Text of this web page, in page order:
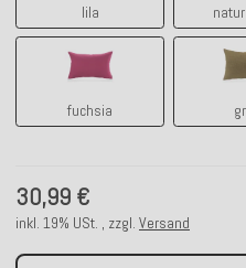
lila
fuchsia
fuchsia
30,99 €
inkl. 19% USt. , zzgl. Versand